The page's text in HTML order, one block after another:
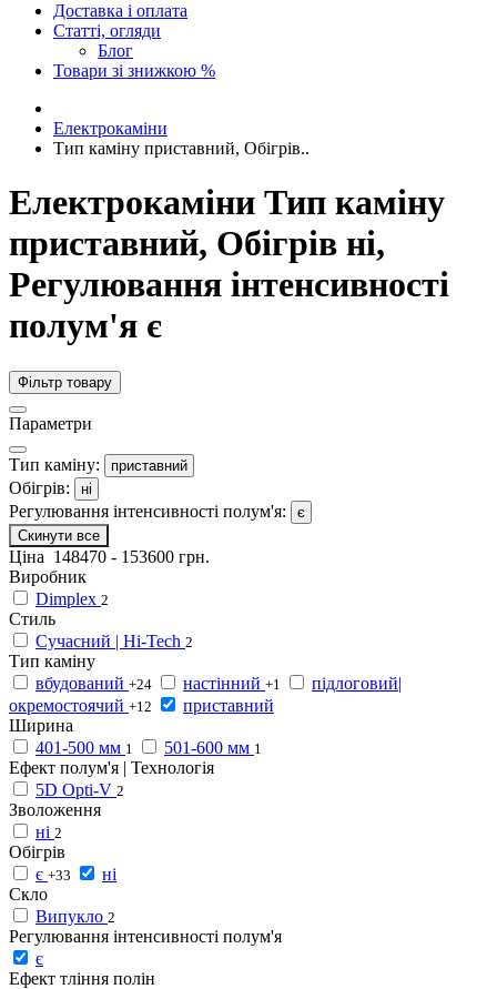
Доставка і оплата
Статті, огляди
Блог
Товари зі знижкою %
Електрокаміни
Тип каміну приставний, Обігрів..
Електрокаміни Тип каміну
приставний, Обігрів ні,
Регулювання інтенсивності
полум'я є
Фільтр товару
Параметри
Тип каміну: приставний
Обігрів: ні
Регулювання інтенсивності полум'я:
є
Скинути все
Ціна 148470 - 153600 грн.
Виробник
Dimplex 2
Стиль
Сучасний | Hi-Tech 2
Тип каміну
вбудований +24 настінний +1
підлоговий|
окремостоячий +12
приставний
Ширина
401-500 мм 1 501-600 мм 1
Ефект полум'я | Технологія
5D Opti-V 2
Зволоження
ні 2
Обігрів
є +33
ні
Скло
Випукло 2
Регулювання інтенсивності полум'я
є
Ефект тління полін